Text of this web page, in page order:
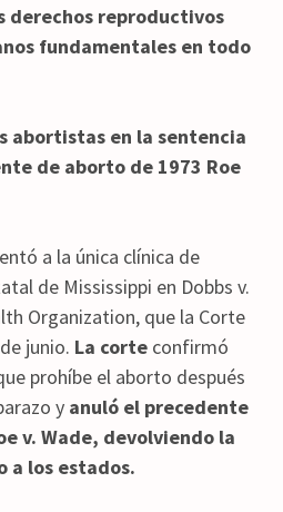
derechos reproductivos
fundamentales en todo
abortistas en la sentencia
de aborto de 1973 Roe
a la única clínica de
de Mississippi en Dobbs v.
Organization, que la Corte
junio. La corte confirmó
prohíbe el aborto después
y anuló el precedente
v. Wade, devolviendo la
a los estados.